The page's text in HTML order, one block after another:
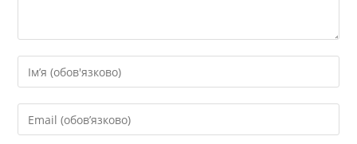
Введіть
своє
ім'я
або
Введіть
свою